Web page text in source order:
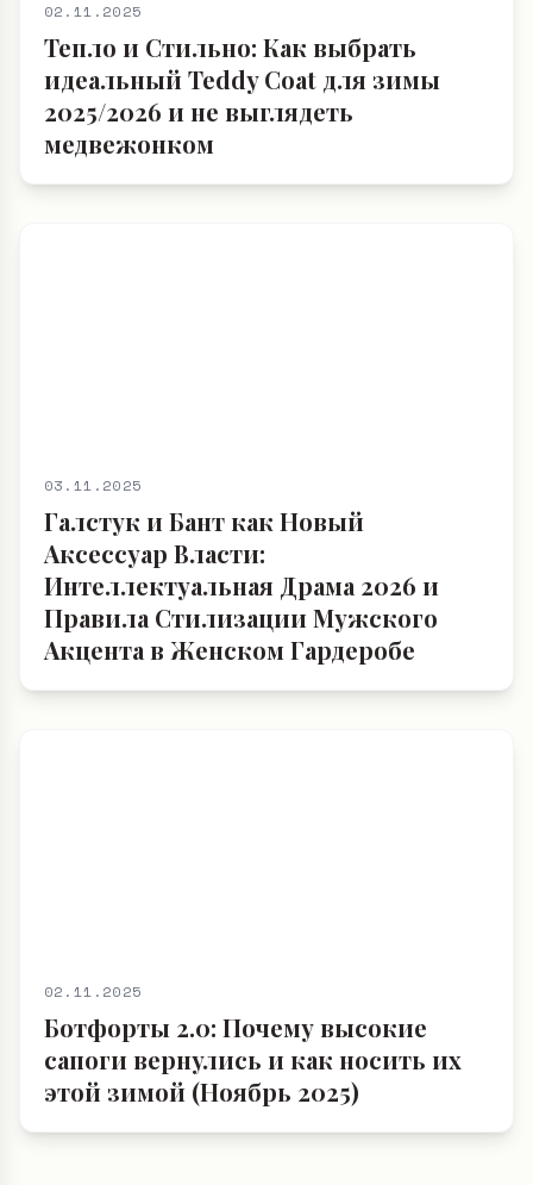
02.11.2025
Тепло и Стильно: Как выбрать
идеальный Teddy Coat для зимы
2025/2026 и не выглядеть
медвежонком
03.11.2025
Галстук и Бант как Новый
Аксессуар Власти:
Интеллектуальная Драма 2026 и
Правила Стилизации Мужского
Акцента в Женском Гардеробе
02.11.2025
Ботфорты 2.0: Почему высокие
сапоги вернулись и как носить их
этой зимой (Ноябрь 2025)